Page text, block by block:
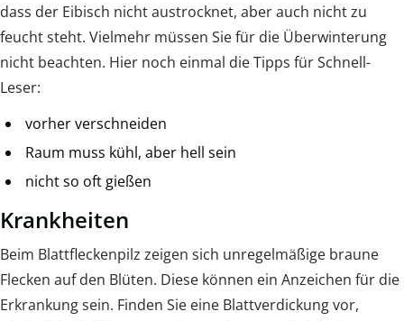
dass der Eibisch nicht austrocknet, aber auch nicht zu
feucht steht. Vielmehr müssen Sie für die Überwinterung
nicht beachten. Hier noch einmal die Tipps für Schnell-
Leser:
vorher verschneiden
Raum muss kühl, aber hell sein
nicht so oft gießen
Krankheiten
Beim Blattfleckenpilz zeigen sich unregelmäßige braune
Flecken auf den Blüten. Diese können ein Anzeichen für die
Erkrankung sein. Finden Sie eine Blattverdickung vor,